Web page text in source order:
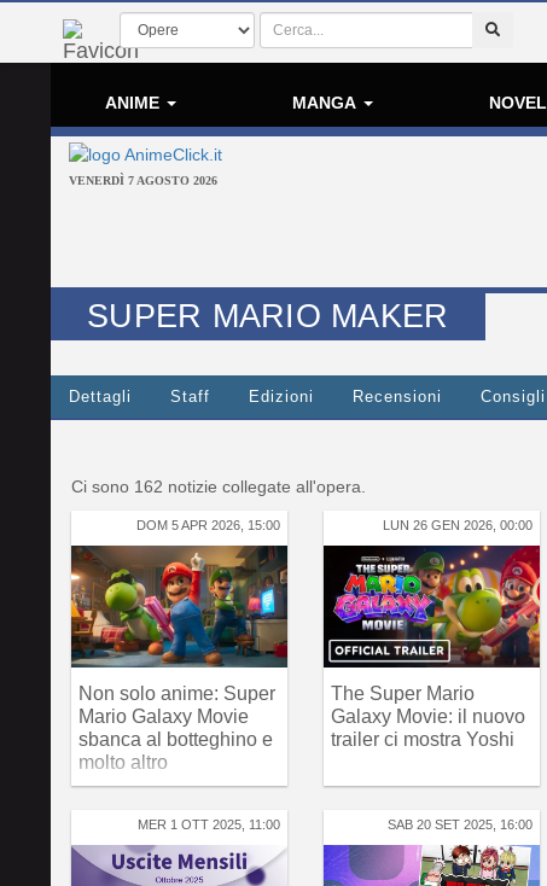
ANIME MANGA NOVEL
VENERDÌ 7 AGOSTO 2026
SUPER MARIO MAKER
Dettagli Staff Edizioni Recensioni Consigli
Ci sono 162 notizie collegate all'opera.
DOM 5 APR 2026, 15:00
Non solo anime: Super
Mario Galaxy Movie
sbanca al botteghino e
molto altro
LUN 26 GEN 2026, 00:00
The Super Mario
Galaxy Movie: il nuovo
trailer ci mostra Yoshi
MER 1 OTT 2025, 11:00 SAB 20 SET 2025, 16:00